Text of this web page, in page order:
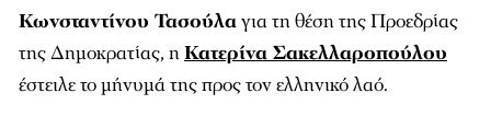
Κωνσταντίνου Τασούλαγια τη θέση της Προεδρίας
της Δημοκρατίας, ηΚατερίνα Σακελλαροπούλου
έστειλε το μήνυμά της προς τον ελληνικό λαό.